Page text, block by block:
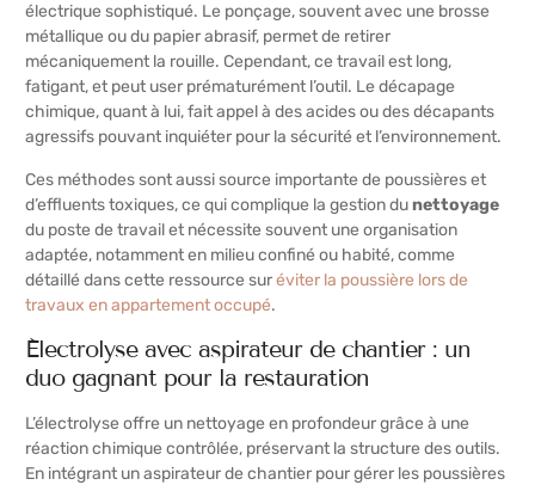
électrique sophistiqué. Le ponçage, souvent avec une brosse
métallique ou du papier abrasif, permet de retirer
mécaniquement la rouille. Cependant, ce travail est long,
fatigant, et peut user prématurément l’outil. Le décapage
chimique, quant à lui, fait appel à des acides ou des décapants
agressifs pouvant inquiéter pour la sécurité et l’environnement.
Ces méthodes sont aussi source importante de poussières et
d’effluents toxiques, ce qui complique la gestion dunettoyage
du poste de travail et nécessite souvent une organisation
adaptée, notamment en milieu confiné ou habité, comme
détaillé dans cette ressource suréviter la poussière lors de
travaux en appartement occupé.
Électrolyse avec aspirateur de chantier : un
duo gagnant pour la restauration
L’électrolyse offre un nettoyage en profondeur grâce à une
réaction chimique contrôlée, préservant la structure des outils.
En intégrant un aspirateur de chantier pour gérer les poussières